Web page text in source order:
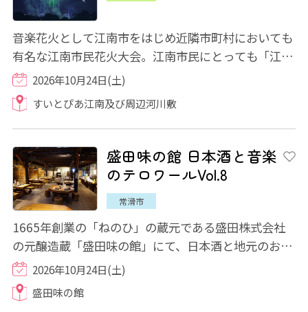
音楽花火として江南市をはじめ近隣市町村においても
有名な江南市民花火大会。江南市民にとっても「江南
の秋の風物詩」として定着しています。市民...
2026年10月24日(土)
すいとぴあ江南及び周辺河川敷
盛田味の館 日本酒と音楽
のテロワールVol.8
常滑市
1665年創業の「ねのひ」の蔵元である盛田株式会社
の元醸造蔵「盛田味の館」にて、日本酒と地元のお弁
当が付いたイヴニングコンサートが開催されま...
2026年10月24日(土)
盛田味の館